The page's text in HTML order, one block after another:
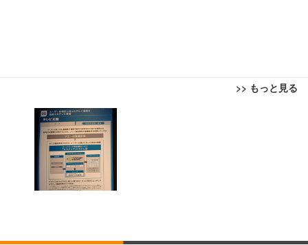
>> もっと見る
面昇降 強化ナイロン樹脂ベース 通気性メッシュ 在宅ワーク H-WY01